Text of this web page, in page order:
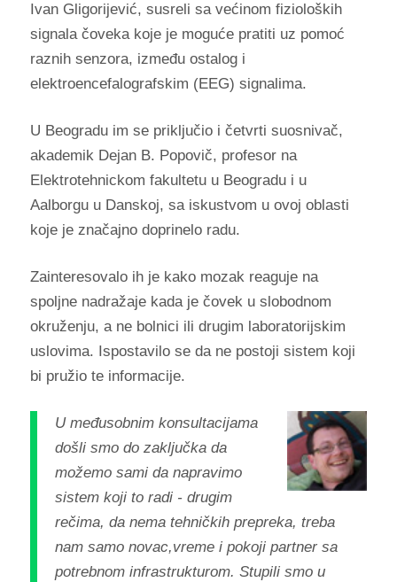
Ivan Gligorijević, susreli sa većinom fizioloških
signala čoveka koje je moguće pratiti uz pomoć
raznih senzora, između ostalog i
elektroencefalografskim (EEG) signalima.
U Beogradu im se priključio i četvrti suosnivač,
akademik Dejan B. Popovič, profesor na
Elektrotehnickom fakultetu u Beogradu i u
Aalborgu u Danskoj, sa iskustvom u ovoj oblasti
koje je značajno doprinelo radu.
Zainteresovalo ih je kako mozak reaguje na
spoljne nadražaje kada je čovek u slobodnom
okruženju, a ne bolnici ili drugim laboratorijskim
uslovima. Ispostavilo se da ne postoji sistem koji
bi pružio te informacije.
U međusobnim konsultacijama
došli smo do zaključka da
možemo sami da napravimo
sistem koji to radi - drugim
rečima, da nema tehničkih prepreka, treba
nam samo novac,vreme i pokoji partner sa
potrebnom infrastrukturom. Stupili smo u